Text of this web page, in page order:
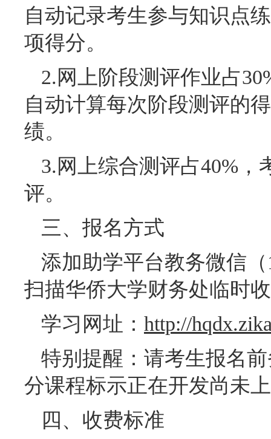
自动记录考生参与知识点
项得分。
2.网上阶段测评作业占
自动计算每次阶段测评的
绩。
3.网上综合测评占40%
评。
三、报名方式
添加助学平台教务微信
扫描华侨大学财务处临时
学习网址： http://
特别提醒：请考生报名
分课程标示正在开发尚未
四、收费标准